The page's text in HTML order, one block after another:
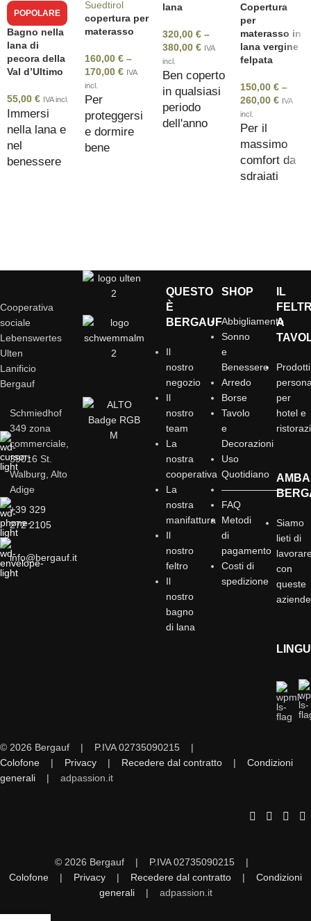
POPOLARE
Bagno nella
lana di
pecora della
Val d’Ultimo
55,00 € IVA incl.
Immersi
nella lana e
nel
benessere
copertura per
materasso
160,00 € –
170,00 € IVA
incl.
Per
proteggersi
e dormire
bene
lana
320,00 € –
380,00 € IVA
incl.
Ben coperto
in qualsiasi
periodo
dell'anno
Copertura
per
materasso in
lana vergine
felpata
150,00 € –
260,00 € IVA
incl.
Per il
massimo
comfort da
sdraiati
Cooperativa
sociale
Lebenswertes
Ulten
Lanificio
Bergauf
Schmiedhof
349 zona
commerciale,
39016 St.
Walburg, Alto
Adige
+39 329
272 2105
info@bergauf.it
QUESTO
È
BERGAUF
Il
nostro
negozio
Il
nostro
team
La
nostra
cooperativa
La
nostra
manifattura
Il
nostro
feltro
Il
nostro
bagno
di lana
SHOP
Abbigliamento
Sonno
e
Benessere
Arredo
Borse
Tavolo
e
Decorazioni
Uso
Quotidiano
——————–
FAQ
Metodi
di
pagamento
Costi di
spedizione
IL
A
Prodotti
per
hotel e
Siamo
lieti di
con
queste
aziende
© 2026 Bergauf | P.IVA 02735090215 |
Colofone | Privacy | Recedere dal contratto | Condizioni
generali | adpassion.it
© 2026 Bergauf | P.IVA 02735090215 |
Colofone | Privacy | Recedere dal contratto | Condizioni
generali| adpassion.it